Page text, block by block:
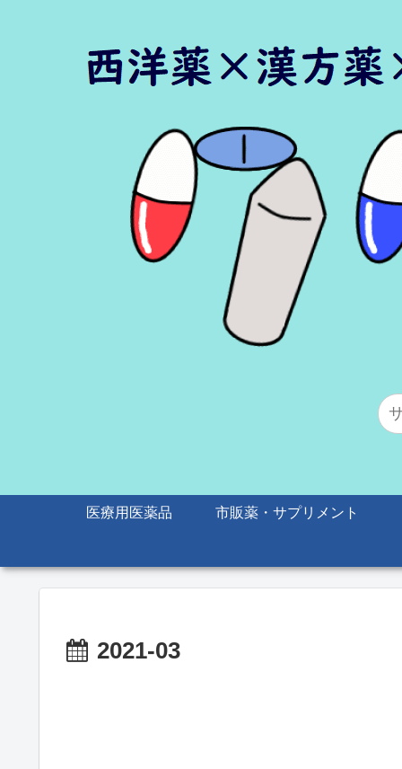
医療用医薬品 市販薬・サプリメント
2021-03